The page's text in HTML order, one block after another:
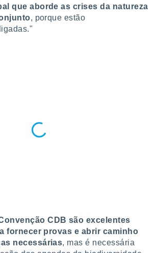
que aborde as crises da natureza
, porque estão
CDB são excelentes
fornecer provas e abrir caminho
necessárias, mas é necessária